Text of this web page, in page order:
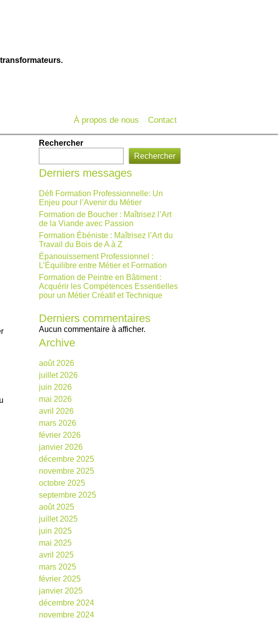
À propos de nous Contact
Rechercher
Rechercher
Derniers messages
Défi Formation Professionnelle: Un
Enjeu pour l’Avenir du Métier
Formation de Boucher : Maîtrisez l’Art
de la Viande avec Passion
Formation Ébéniste : Maîtrisez l’Art du
Travail du Bois de A à Z
Épanouissement Professionnel :
L’Équilibre entre Métier et Formation
Formation de Peintre en Bâtiment :
Acquérir les Compétences Essentielles
pour un Métier Créatif et Technique
Derniers commentaires
Aucun commentaire à afficher.
Archive
août 2026
juillet 2026
juin 2026
mai 2026
avril 2026
mars 2026
février 2026
janvier 2026
décembre 2025
novembre 2025
octobre 2025
septembre 2025
août 2025
juillet 2025
juin 2025
mai 2025
avril 2025
mars 2025
février 2025
janvier 2025
décembre 2024
novembre 2024